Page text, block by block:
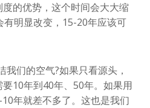
的优势，这个时间会大大缩
明显改变，15-20年应该可
们的空气?如果只看源头，
10年到40年、50年。如果用
年就差不多了。这也是我们